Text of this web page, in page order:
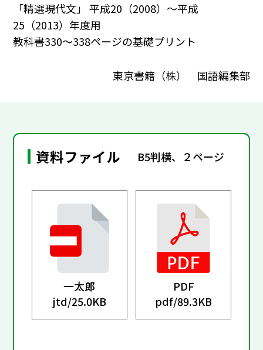
「精選現代文」 平成20（2008）～平成
25（2013）年度用
教科書330～338ページの基礎プリント
東京書籍（株） 国語編集部
資料ファイル B5判横、２ページ
一太郎
jtd/25.0KB
PDF
pdf/89.3KB